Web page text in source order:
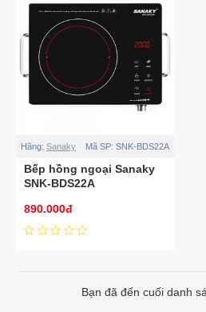
Hãng: Sanaky Mã SP: SNK-BDS22A
Bếp hồng ngoại Sanaky
SNK-BDS22A
890.000đ
Bạn đã đến cuối danh